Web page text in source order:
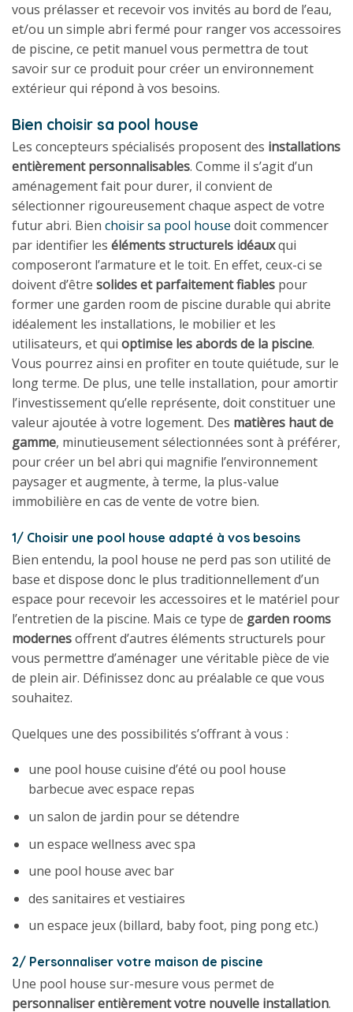
vous prélasser et recevoir vos invités au bord de l’eau,
et/ou un simple abri fermé pour ranger vos accessoires
de piscine, ce petit manuel vous permettra de tout
savoir sur ce produit pour créer un environnement
extérieur qui répond à vos besoins.
Bien choisir sa pool house
Les concepteurs spécialisés proposent des installations
entièrement personnalisables. Comme il s’agit d’un
aménagement fait pour durer, il convient de
sélectionner rigoureusement chaque aspect de votre
futur abri. Bien choisir sa pool house doit commencer
par identifier les éléments structurels idéauxqui
composeront l’armature et le toit. En effet, ceux-ci se
doivent d’être solides et parfaitement fiables pour
former une garden room de piscine durable qui abrite
idéalement les installations, le mobilier et les
utilisateurs, et qui optimise les abords de la piscine.
Vous pourrez ainsi en profiter en toute quiétude, sur le
long terme. De plus, une telle installation, pour amortir
l’investissement qu’elle représente, doit constituer une
valeur ajoutée à votre logement. Des matières haut de
gamme, minutieusement sélectionnées sont à préférer,
pour créer un bel abri qui magnifie l’environnement
paysager et augmente, à terme, la plus-value
immobilière en cas de vente de votre bien.
1/ Choisir une pool house adapté à vos besoins
Bien entendu, la pool house ne perd pas son utilité de
base et dispose donc le plus traditionnellement d’un
espace pour recevoir les accessoires et le matériel pour
l’entretien de la piscine. Mais ce type de garden rooms
modernesoffrent d’autres éléments structurels pour
vous permettre d’aménager une véritable pièce de vie
de plein air. Définissez donc au préalable ce que vous
souhaitez.
Quelques une des possibilités s’offrant à vous :
une pool house cuisine d’été ou pool house
barbecue avec espace repas
un salon de jardin pour se détendre
un espace wellness avec spa
une pool house avec bar
des sanitaires et vestiaires
un espace jeux (billard, baby foot, ping pong etc.)
2/ Personnaliser votre maison de piscine
Une pool house sur-mesure vous permet de
personnaliser entièrement votre nouvelle installation.